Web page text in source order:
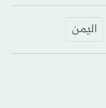
اليمن